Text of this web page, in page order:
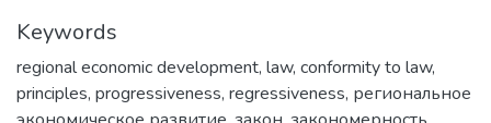
Keywords
regional economic development, law, conformity to law,
principles, progressiveness, regressiveness, региональное